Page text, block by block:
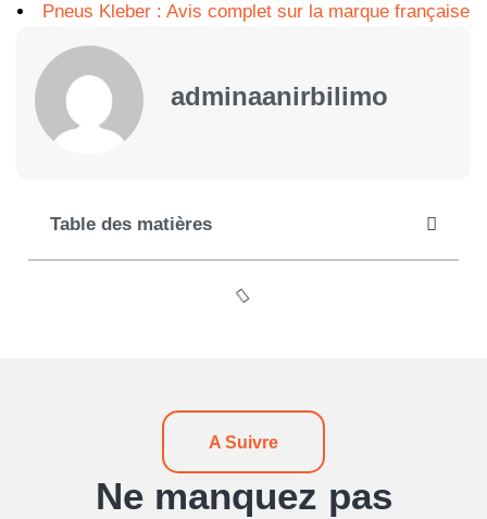
Pneus Kleber : Avis complet sur la marque française
adminaanirbilimo
Table des matières
A Suivre
Ne manquez pas